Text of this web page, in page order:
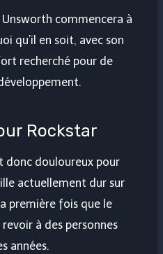
commencera à
qu’il en soit, avec son
recherché pour de
Rockstar
donc douloureux pour
actuellement dur sur
première fois que le
à des personnes
années.